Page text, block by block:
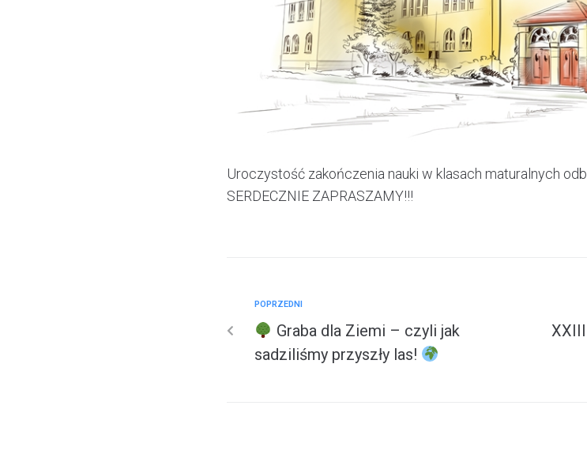
Uroczystość zakończenia nauki w klasach maturalnych
SERDECZNIE ZAPRASZAMY!!!
POPRZEDNI
Graba dla Ziemi – czyli jak
sadziliśmy przyszły las!